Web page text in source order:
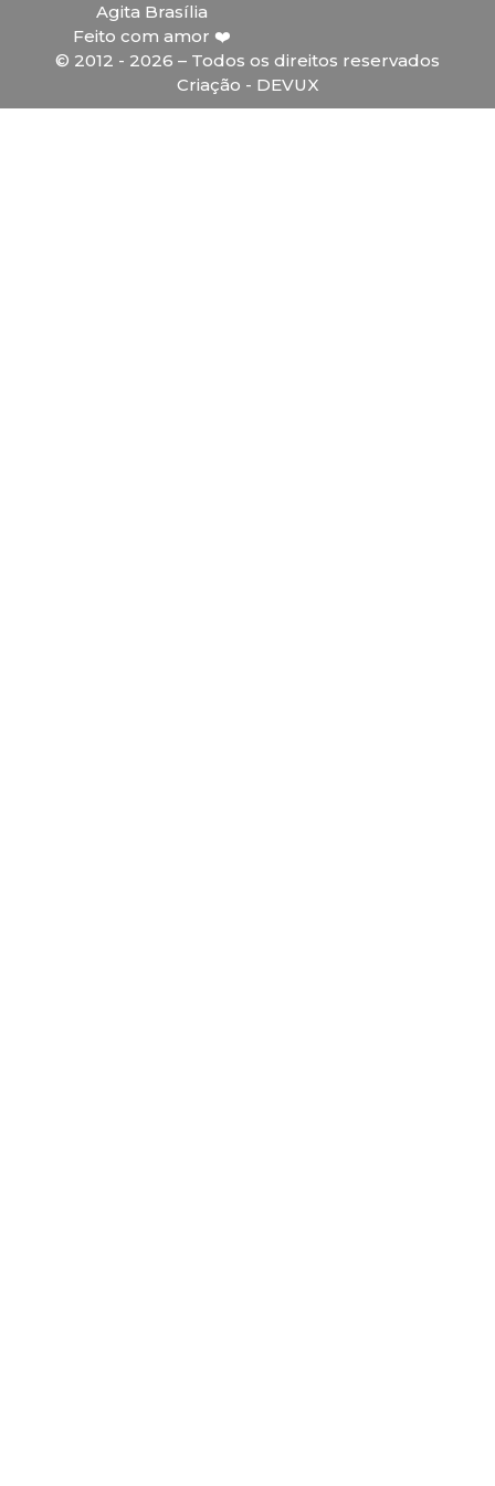
Agita Brasília
Feito com amor ❤️
© 2012 - 2026 – Todos os direitos reservados
Criação - DEVUX